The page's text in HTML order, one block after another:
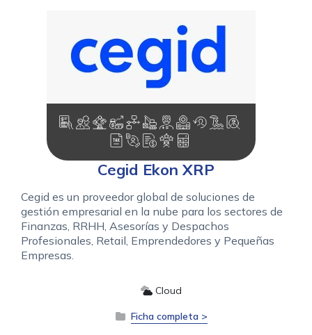
Cegid Ekon XRP
Cegid es un proveedor global de soluciones de
gestión empresarial en la nube para los sectores de
Finanzas, RRHH, Asesorías y Despachos
Profesionales, Retail, Emprendedores y Pequeñas
Empresas.
Cloud
Ficha completa >